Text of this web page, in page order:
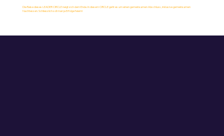
Die Reise dieses LEADER CIRCLE neigt sich dem Ende. In diesem CIRCLE geht es um einen gemeinsamen Abschluss, inklusive gemeinsamen
Nachtessen. Schliesslich soll man ja Erfolge feiern!